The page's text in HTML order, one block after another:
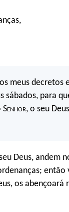
meus decretos
para
Senhor, o seu
Deus, andem
então
os abençoará